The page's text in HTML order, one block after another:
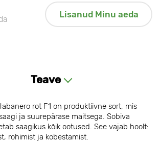
Lisanud Minu aeda
Teave
rot F1 on produktiivne sort, mis
ja suurepärase maitsega. Sobiva
saagikus kõik ootused. See vajab hoolt:
rohimist ja kobestamist.